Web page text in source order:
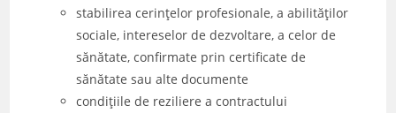
stabilirea cerințelor profesionale, a abilităților
sociale, intereselor de dezvoltare, a celor de
sănătate, confirmate prin certificate de
sănătate sau alte documente
condițiile de reziliere a contractului